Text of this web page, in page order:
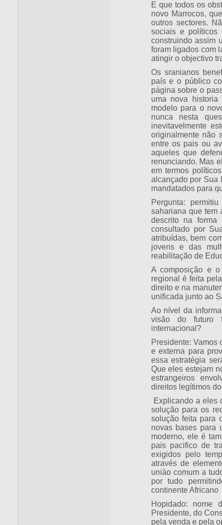
E que todos os
novo Marrocos,
outros sectores.
sociais e políticos
construindo assim
foram ligados com
atingir o objectivo
Os sranianos
país e o público
página sobre o
uma nova
modelo para o
nunca nesta
inevitavelmente
originalmente não
entre os pais ou
aqueles que
renunciando. Mas
em termos
alcançado por Sua
mandatados para
Pergunta:
sahariana que tem
descrito na forma
consultado por
atribuídas, bem
jovens e das
reabilitação de
A composição e
regional é feita
direito e na
unificada junto ao
Ao nível da
visão do futuro
internacional?
Presidente: Vamos
e externa para
essa estratégia
Que eles estejam
estrangeiros
direitos legítimos
Explicando a eles
solução para os
solução feita para
novas bases para
moderno, ele é
pais pacifico de
exigidos pelo
através de
uniào comum a
por tudo
continente Africano
Hopidado: nome
Presidente, do
pela venda e pela